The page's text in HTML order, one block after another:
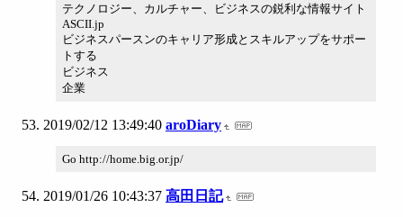
テクノロジー、カルチャー、ビジネスの鋭利な情報サイト
ASCII.jp
ビジネスパースンのキャリア形成とスキルアップをサポー
トする
ビジネス
企業
2019/02/12 13:49:40 aroDiary
Go http://home.big.or.jp/
2019/01/26 10:43:37 高田日記